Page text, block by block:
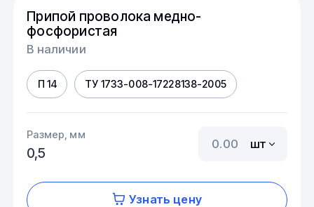
Припой проволока медно-
фосфористая
В наличии
П 14 ТУ 1733-008-17228138-2005
Размер, мм
0,5
шт
Узнать цену